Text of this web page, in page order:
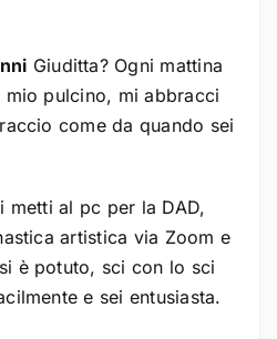
Giuditta? Ogni mattina
pulcino, mi abbracci
come da quando sei
metti al pc per la DAD,
artistica via Zoom e
è potuto, sci con lo sci
e sei entusiasta.